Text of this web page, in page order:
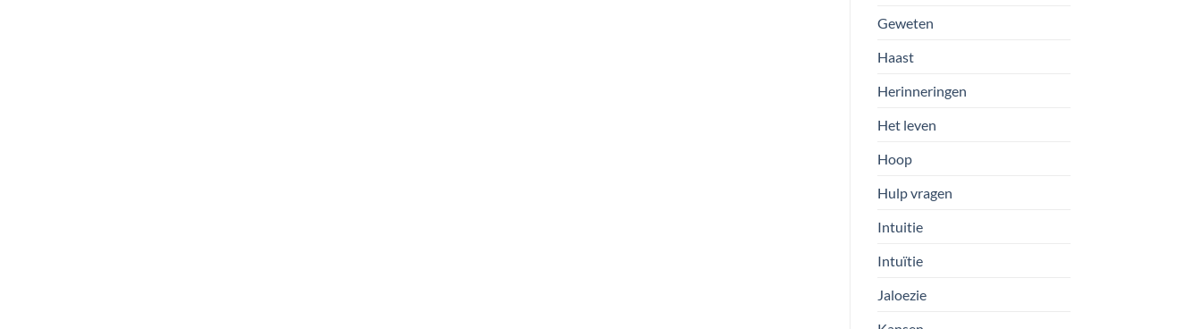
Geweten
Haast
Herinneringen
Het leven
Hoop
Hulp vragen
Intuitie
Intuïtie
Jaloezie